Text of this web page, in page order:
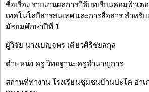
ชื่อเรื่อง รายงานผลการใช้บทเรียนคอมพิวเต
เทคโนโลยีสารสนเทศและการสื่อสาร สำหรั
มัธยมศึกษาปีที่ 1
ผู้วิจัย นางเบญจพร เตียวศิริชัยสกุล
ตำแหน่ง ครู วิทยฐานะครูชำนาญการ
สถานที่ทำงาน โรงเรียนชุมชนบ้านปะโค อำเ